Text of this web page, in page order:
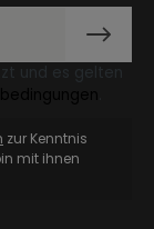
zur Kenntnis
mit ihnen